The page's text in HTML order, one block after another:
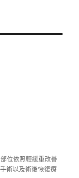
位依照輕緩重改善
術以及術後恢復療